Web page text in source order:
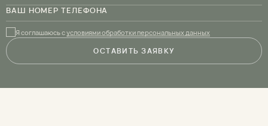
ВАШ НОМЕР ТЕЛЕФОНА
Я соглашаюсь сусловиями обработки персональных данных
ОСТАВИТЬ ЗАЯВКУ